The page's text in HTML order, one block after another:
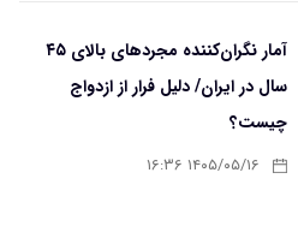
آمار نگران‌کننده مجردهای بالای ۴۵
سال در ایران/ دلیل فرار از ازدواج
چیست؟
۱۴۰۵/۰۵/۱۶ ۱۶:۳۶